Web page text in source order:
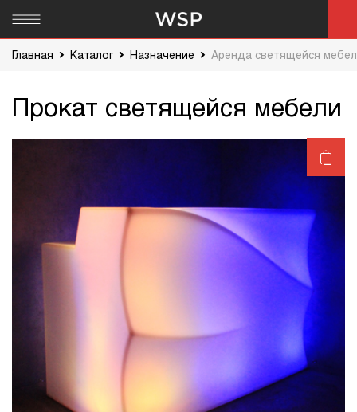
Главная Каталог Назначение Аренда светящейся
Прокат светящейся мебели